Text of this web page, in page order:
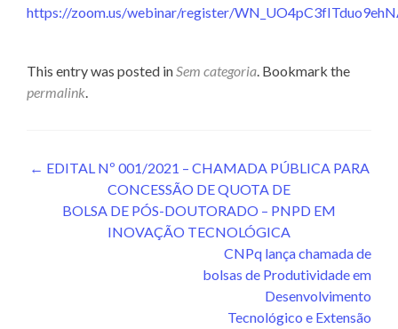
https://zoom.us/webinar/register/
This entry was posted inSem categoria. Bookmark the
permalink.
Post
navigation
← EDITAL Nº 001/2021 – CHAMADA PÚBLICA PARA
CONCESSÃO DE QUOTA DE
BOLSA DE PÓS-DOUTORADO – PNPD EM
INOVAÇÃO TECNOLÓGICA
CNPq lança chamada de
bolsas de Produtividade em
Desenvolvimento
Tecnológico e Extensão